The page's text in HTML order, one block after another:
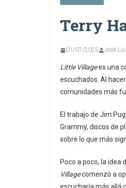
Terry
01/07/2025 José
Little Villagees una
escuchados. Al
comunidades más
El trabajo de Jim
Grammy, discos de
sobre lo que más
Poco a poco, la idea
Villagecomenzó a